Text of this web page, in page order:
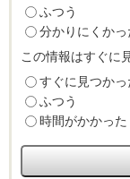
ふつう
分かりにくかっ
この情報はすぐに
すぐに見つかっ
ふつう
時間がかかった